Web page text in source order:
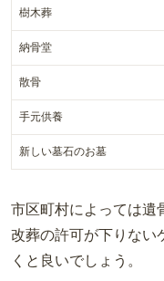
樹木葬
納骨堂
散骨
手元供養
新しい墓石のお墓
市区町村によっては遺
改葬の許可が下りない
くと良いでしょう。